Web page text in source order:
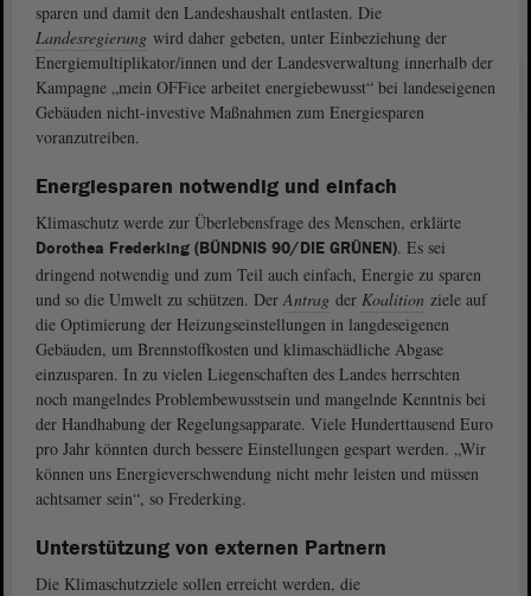
sparen und damit den Landeshaushalt entlasten. Die
Landesregierung wird daher gebeten, unter Einbeziehung der
Energiemultiplikator/innen und der Landesverwaltung innerhalb der
Kampagne „mein OFFice arbeitet energiebewusst“ bei landeseigenen
Gebäuden nicht-investive Maßnahmen zum Energiesparen
voranzutreiben.
Energiesparen notwendig und einfach
Klimaschutz werde zur Überlebensfrage des Menschen, erklärte
Dorothea Frederking (BÜNDNIS 90/DIE GRÜNEN). Es sei
dringend notwendig und zum Teil auch einfach, Energie zu sparen
und so die Umwelt zu schützen. DerAntrag der Koalition ziele auf
die Optimierung der Heizungseinstellungen in langdeseigenen
Gebäuden, um Brennstoffkosten und klimaschädliche Abgase
einzusparen. In zu vielen Liegenschaften des Landes herrschten
noch mangelndes Problembewusstsein und mangelnde Kenntnis bei
der Handhabung der Regelungsapparate. Viele Hunderttausend Euro
pro Jahr könnten durch bessere Einstellungen gespart werden. „Wir
können uns Energieverschwendung nicht mehr leisten und müssen
achtsamer sein“, so Frederking.
Unterstützung von externen Partnern
Die Klimaschutzziele sollen erreicht werden, die